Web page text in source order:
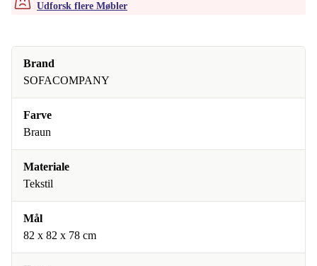
Udforsk flere Møbler
Brand
SOFACOMPANY
Farve
Braun
Materiale
Tekstil
Mål
82 x 82 x 78 cm